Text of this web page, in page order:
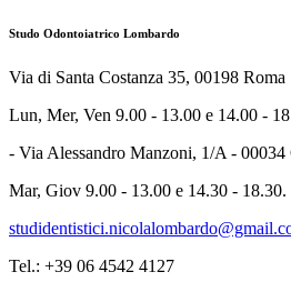
Studo Odontoiatrico Lombardo
Via di Santa Costanza 35, 00198 Roma
Lun, Mer, Ven 9.00 - 13.00 e 14.00 -
- Via Alessandro Manzoni, 1/A -
Mar, Giov 9.00 - 13.00 e 14.30 - 18.30.
Tel.: +39 06 4542 4127